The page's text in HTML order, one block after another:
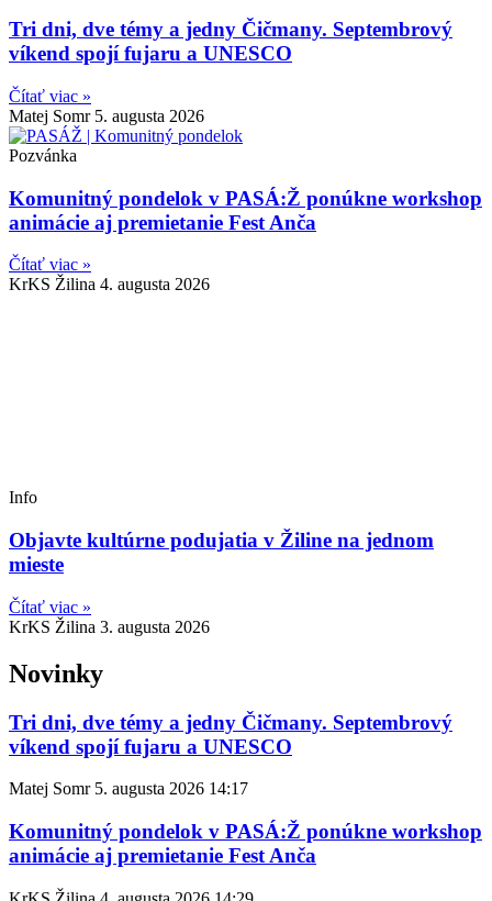
Tri dni, dve témy a jedny Čičmany. Septembrový
víkend spojí fujaru a UNESCO
Čítať viac »
Matej Somr 5. augusta 2026
Pozvánka
Komunitný pondelok v PASÁ:Ž ponúkne workshop
animácie aj premietanie Fest Anča
Čítať viac »
KrKS Žilina 4. augusta 2026
Info
Objavte kultúrne podujatia v Žiline na jednom
mieste
Čítať viac »
KrKS Žilina 3. augusta 2026
Novinky
Tri dni, dve témy a jedny Čičmany. Septembrový
víkend spojí fujaru a UNESCO
Matej Somr 5. augusta 2026 14:17
Komunitný pondelok v PASÁ:Ž ponúkne workshop
animácie aj premietanie Fest Anča